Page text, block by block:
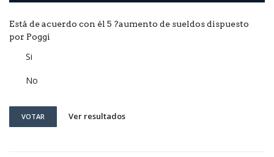
Está de acuerdo con él 5 ?aumento de sueldos dispuesto
por Poggi
Si
No
VOTAR Ver resultados